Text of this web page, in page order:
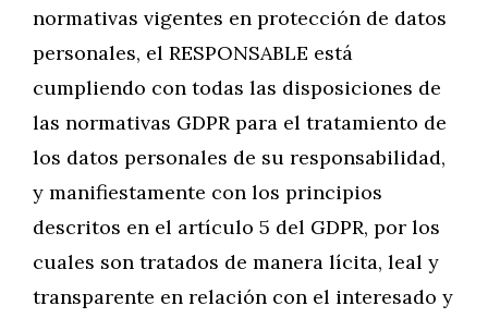
normativas vigentes en protección de datos
personales, el RESPONSABLE está
cumpliendo con todas las disposiciones de
las normativas GDPR para el tratamiento de
los datos personales de su responsabilidad,
y manifiestamente con los principios
descritos en el artículo 5 del GDPR, por los
cuales son tratados de manera lícita, leal y
transparente en relación con el interesado y